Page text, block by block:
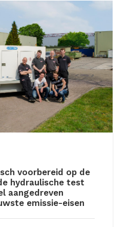
voorbereid op de
hydraulische test
aangedreven
emissie-eisen